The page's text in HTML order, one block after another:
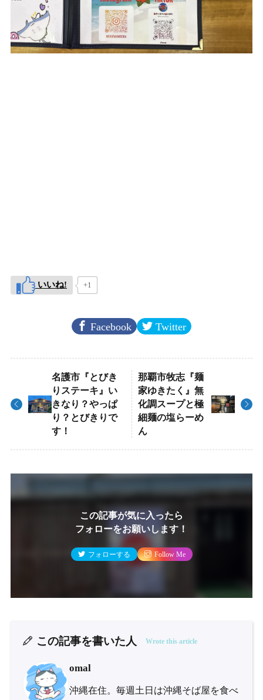
いいね! +1
Facebook Twitter
名護市『とびき
りステーキ』い
きなり？やっぱ
り？とびきりで
す！
那覇市牧志『麺
家ゆきたく』無
化調スープと極
細麺の塩らーめ
ん
この記事が気に入ったら
フォローをお願いします！
フォローする Follow Me
この記事を書いた人 Wrote this article
omal
沖縄在住。毎週土日は沖縄そば屋を食べ